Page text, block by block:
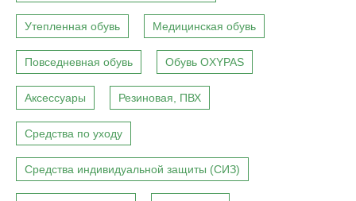
Утепленная обувь Медицинская обувь
Повседневная обувь Обувь OXYPAS
Аксессуары Резиновая, ПВХ
Средства по уходу
Средства индивидуальной защиты (СИЗ)